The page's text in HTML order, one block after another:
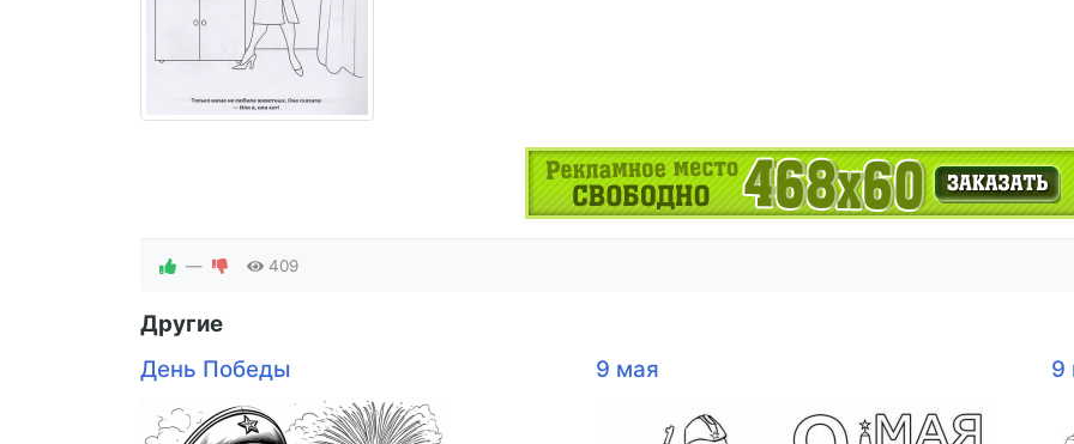
— 409
Другие
День Победы
9 мая 9